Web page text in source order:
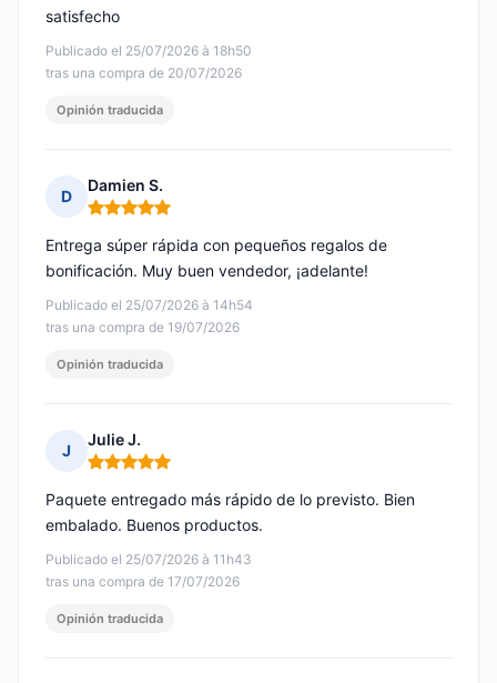
Publicado el 25/07/2026 à 18h50
tras una compra de 20/07/2026
satisfecho
Opinión traducida
D
Damien S.
Nota: 5 de 5
Publicado el 25/07/2026 à 14h54
tras una compra de 19/07/2026
Entrega súper rápida con pequeños regalos de
bonificación. Muy buen vendedor, ¡adelante!
Opinión traducida
J
Julie J.
Nota: 5 de 5
Publicado el 25/07/2026 à 11h43
tras una compra de 17/07/2026
Paquete entregado más rápido de lo previsto. Bien
embalado. Buenos productos.
Opinión traducida